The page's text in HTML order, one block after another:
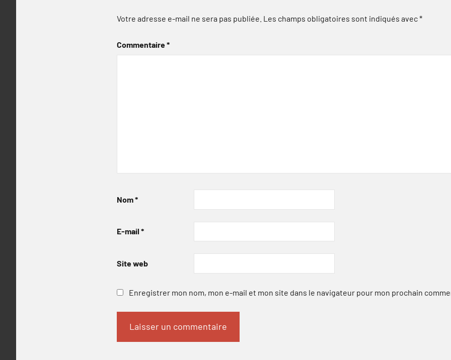
Votre adresse e-mail ne sera pas publiée. Les champs obligatoires sont indiqués avec*
Commentaire*
Nom*
E-mail *
Site web
Enregistrer mon nom, mon e-mail et mon site dans le navigateur pour mon prochain